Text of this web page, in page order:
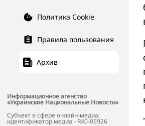
Политика Cookie
Правила пользования
Архив
Информационное агенство
«Украинские Национальные Новости»
Субъект в сфере онлайн-медиа;
идентификатор медиа - R40-05926